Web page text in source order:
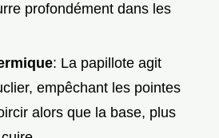
profondément dans les
: La papillote agit
empêchant les pointes
alors que la base, plus